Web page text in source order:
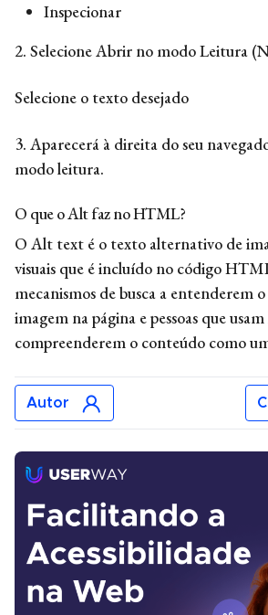
Inspecionar
2. Selecione Abrir no modo Leitura
Selecione o texto desejado
3. Aparecerá à direita do seu
modo leitura.
O que o Alt faz no HTML?
O Alt text é o texto alternativo de
visuais que é incluído no código
mecanismos de busca a entenderem
imagem na página e pessoas que
compreenderem o conteúdo como
Autor
moran_vizel